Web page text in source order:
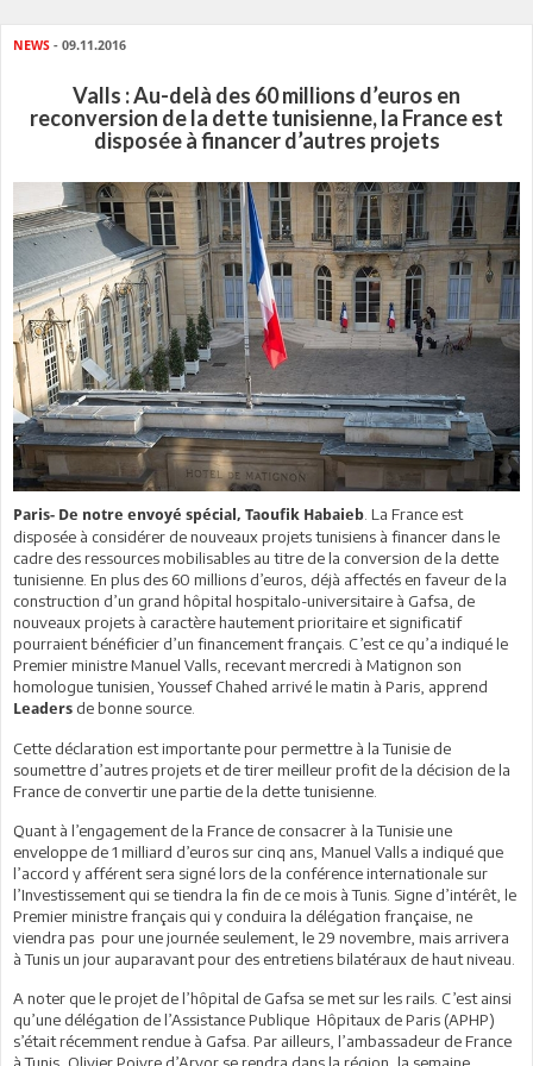
NEWS - 09.11.2016
Valls : Au-delà des 60 millions d’euros en
reconversion de la dette tunisienne, la France est
disposée à financer d’autres projets
Paris- De notre envoyé spécial, Taoufik Habaieb . La France est
disposée à considérer de nouveaux projets tunisiens à financer dans le
cadre des ressources mobilisables au titre de la conversion de la dette
tunisienne. En plus des 60 millions d’euros, déjà affectés en faveur de la
construction d’un grand hôpital hospitalo-universitaire à Gafsa, de
nouveaux projets à caractère hautement prioritaire et significatif
pourraient bénéficier d’un financement français. C’est ce qu’a indiqué le
Premier ministre Manuel Valls, recevant mercredi à Matignon son
homologue tunisien, Youssef Chahed arrivé le matin à Paris, apprend
Leaders de bonne source.
Cette déclaration est importante pour permettre à la Tunisie de
soumettre d’autres projets et de tirer meilleur profit de la décision de la
France de convertir une partie de la dette tunisienne.
Quant à l’engagement de la France de consacrer à la Tunisie une
enveloppe de 1 milliard d’euros sur cinq ans, Manuel Valls a indiqué que
l’accord y afférent sera signé lors de la conférence internationale sur
l’Investissement qui se tiendra la fin de ce mois à Tunis. Signe d’intérêt, le
Premier ministre français qui y conduira la délégation française, ne
viendra pas pour une journée seulement, le 29 novembre, mais arrivera
à Tunis un jour auparavant pour des entretiens bilatéraux de haut niveau.
A noter que le projet de l’hôpital de Gafsa se met sur les rails. C’est ainsi
qu’une délégation de l’Assistance Publique Hôpitaux de Paris (APHP)
s’était récemment rendue à Gafsa. Par ailleurs, l’ambassadeur de France